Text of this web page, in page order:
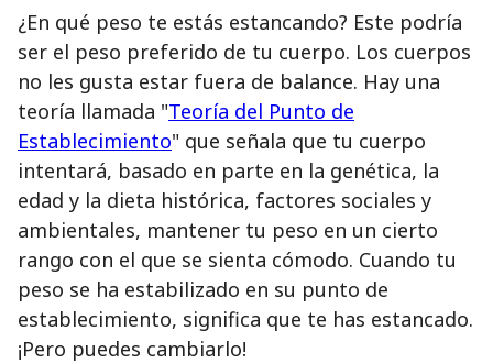
¿En qué peso te estás estancando? Este podría
ser el peso preferido de tu cuerpo. Los cuerpos
no les gusta estar fuera de balance. Hay una
teoría llamada "Teoría del Punto de
Establecimiento" que señala que tu cuerpo
intentará, basado en parte en la genética, la
edad y la dieta histórica, factores sociales y
ambientales, mantener tu peso en un cierto
rango con el que se sienta cómodo. Cuando tu
peso se ha estabilizado en su punto de
establecimiento, significa que te has estancado.
¡Pero puedes cambiarlo!